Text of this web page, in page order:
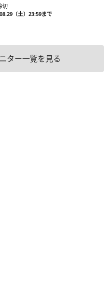
切
（土）23:59まで
ター一覧を見る